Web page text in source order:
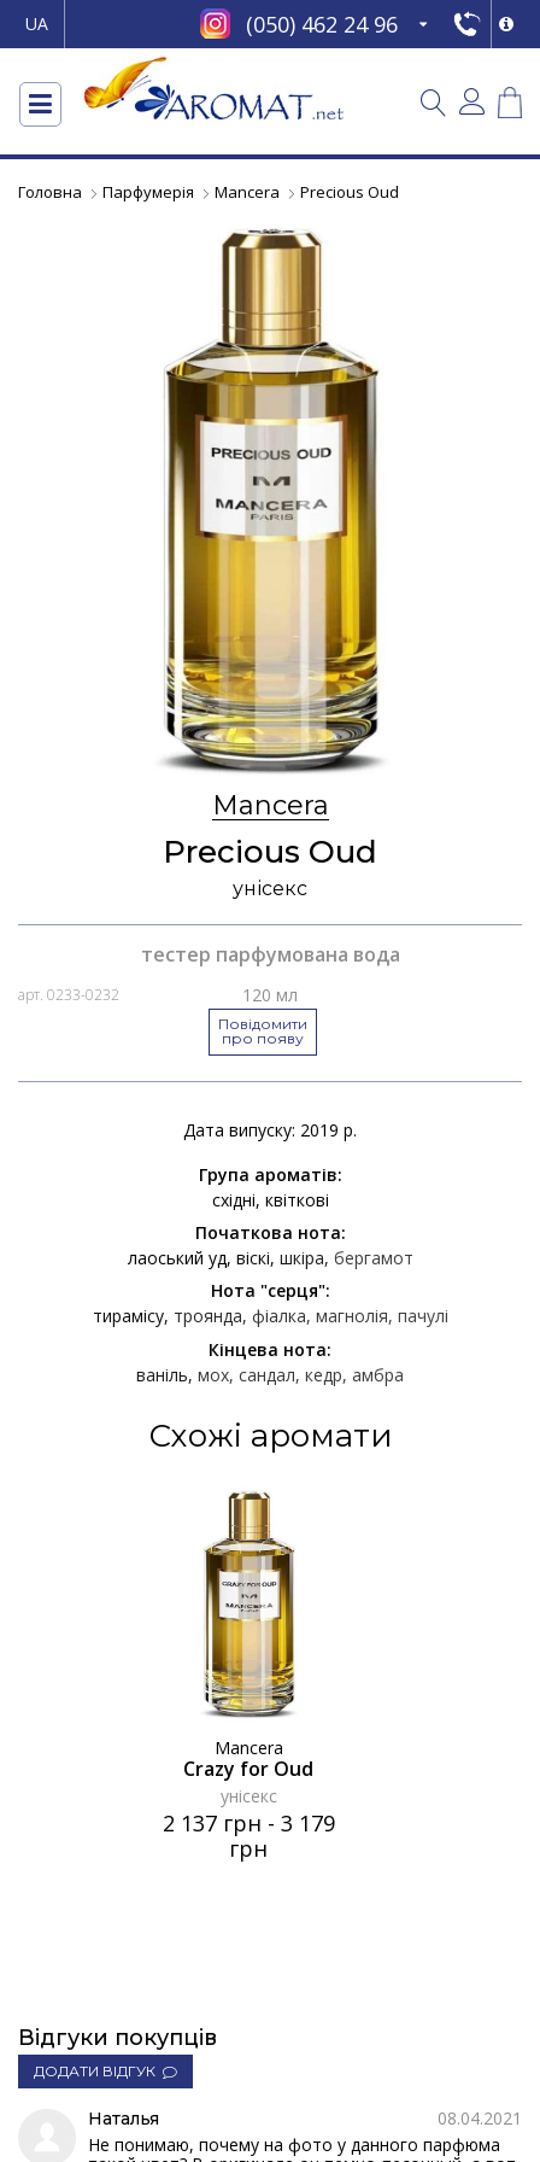
UA (050) 462 24 96
Головна Парфумерія Mancera Precious Oud
Mancera
Precious Oud
унісекс
тестер парфумована вода
арт. 0233-0232 120 мл
Повідомити
про появу
Дата випуску: 2019 р.
Група ароматів:
східні квіткові
Початкова нота:
лаоський уд віскі шкіра бергамот
Нота "серця":
тирамісу троянда фіалка магнолія пачулі
Кінцева нота:
ваніль мох сандал кедр амбра
Схожі аромати
Mancera
Crazy for Oud
унісекс
2 137 грн - 3 179
грн
Відгуки покупців
ДОДАТИ ВІДГУК
Наталья
08.04.2021
Не понимаю, почему на фото у данного парфюма